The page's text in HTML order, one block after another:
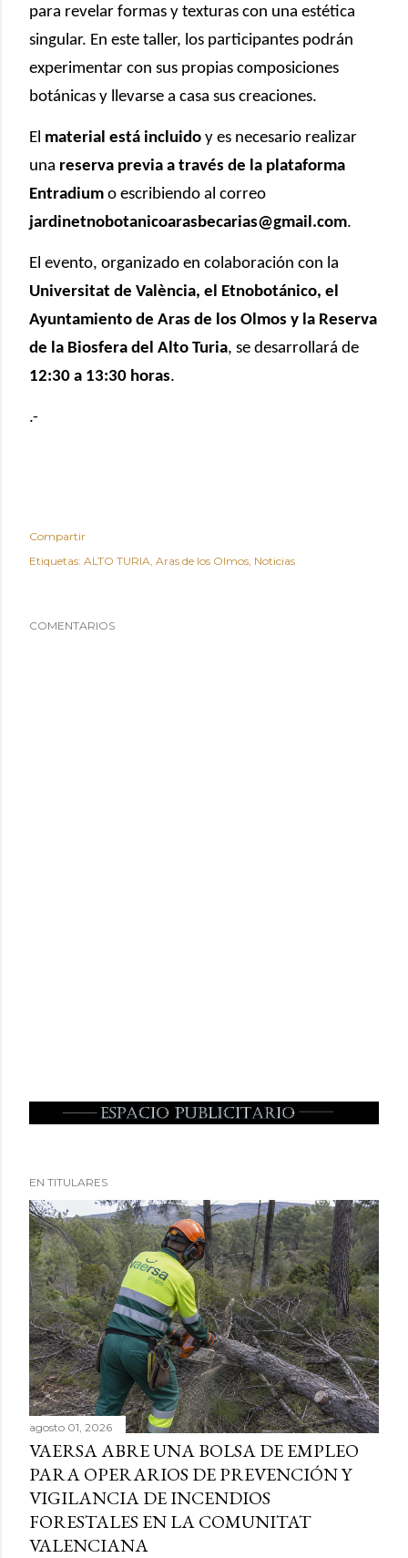
para revelar formas y texturas con una estética
singular. En este taller, los participantes podrán
experimentar con sus propias composiciones
botánicas y llevarse a casa sus creaciones.
El material está incluido y es necesario realizar
una reserva previa a través de la plataforma
Entradium o escribiendo al correo
jardinetnobotanicoarasbecarias@gmail.com.
El evento, organizado en colaboración con la
Universitat de València, el Etnobotánico, el
Ayuntamiento de Aras de los Olmos y la Reserva
de la Biosfera del Alto Turia, se desarrollará de
12:30 a 13:30 horas.
.-
Compartir
Etiquetas: ALTO TURIA Aras de los Olmos Noticias
COMENTARIOS
EN TITULARES
agosto 01, 2026
VAERSA ABRE UNA BOLSA DE EMPLEO
PARA OPERARIOS DE PREVENCIÓN Y
VIGILANCIA DE INCENDIOS
FORESTALES EN LA COMUNITAT
VALENCIANA